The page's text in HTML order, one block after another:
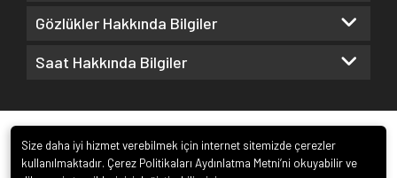
Gözlükler Hakkında Bilgiler
Saat Hakkında Bilgiler
Size daha iyi hizmet verebilmek için internet sitemizde çerezler
kullanılmaktadır. Çerez Politikaları Aydınlatma Metni’ni okuyabilir ve